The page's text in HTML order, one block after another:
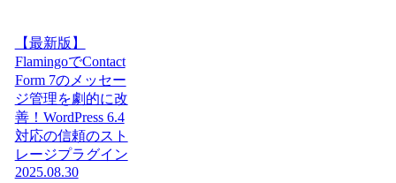
【最新版】
FlamingoでContact
Form 7のメッセー
ジ管理を劇的に改
善！WordPress 6.4
対応の信頼のスト
レージプラグイン
2025.08.30